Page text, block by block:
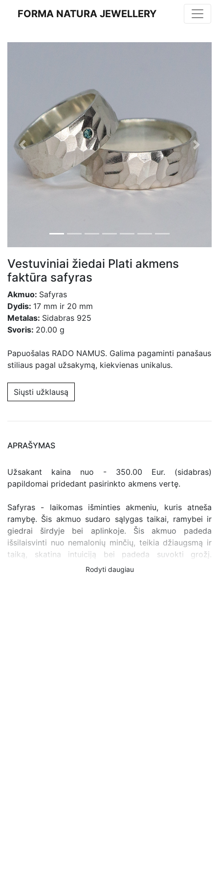
FORMA NATURA JEWELLERY
Previous Next
Vestuviniai žiedai Plati akmens
faktūra safyras
Akmuo: Safyras
Dydis: 17 mm ir 20 mm
Metalas: Sidabras 925
Svoris: 20.00 g
Papuošalas RADO NAMUS. Galima pagaminti panašaus
stiliaus pagal užsakymą, kiekvienas unikalus.
Siųsti užklausą
APRAŠYMAS
Užsakant kaina nuo - 350.00 Eur. (sidabras)
papildomai pridedant pasirinkto akmens vertę.
Safyras - laikomas išminties akmeniu, kuris atneša
ramybę. Šis akmuo sudaro sąlygas taikai, ramybei ir
giedrai širdyje bei aplinkoje. Šis akmuo padeda
išsilaisvinti nuo nemalonių minčių, teikia džiaugsmą ir
taiką, skatina intuiciją bei padeda suvokti grožį.
Safyrai skatina pažinti ir tirti paslaptis, padeda išvengti
Rodyti daugiau